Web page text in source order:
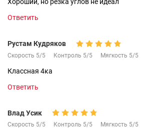
Хороший, но резка углов не идеал
Ответить
Рустам Кудряков
Скорость 5/5 Контроль 5/5 Мягкость 5/5
Классная 4ка
Ответить
Влад Усик
Скорость 5/5 Контроль 5/5 Мягкость 5/5